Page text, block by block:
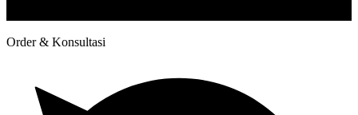
Order & Konsultasi